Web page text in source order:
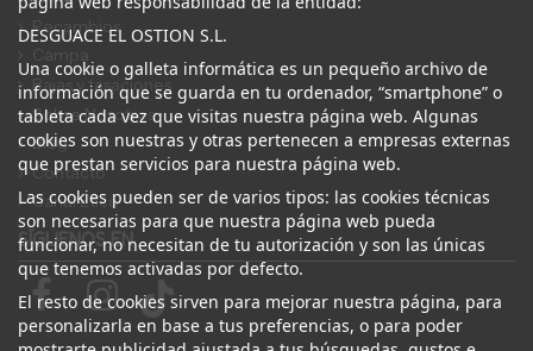
Recambios
Bajas y tasaciones
Sobre Nosotros
Blog
Contacto
Canal Ético
DESGUACE EL OSTION S.L.
Una cookie o galleta informática es un pequeño archivo de
información que se guarda en tu ordenador, “smartphone” o
tableta cada vez que visitas nuestra página web. Algunas
cookies son nuestras y otras pertenecen a empresas externas
que prestan servicios para nuestra página web.
Las cookies pueden ser de varios tipos: las cookies técnicas
son necesarias para que nuestra página web pueda
funcionar, no necesitan de tu autorización y son las únicas
que tenemos activadas por defecto.
El resto de cookies sirven para mejorar nuestra página, para
personalizarla en base a tus preferencias, o para poder
SÍGUENOS EN